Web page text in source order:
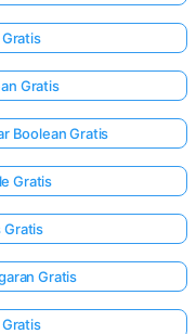
Gratis
Boolean Gratis
Gratis
Gratis
Gratis